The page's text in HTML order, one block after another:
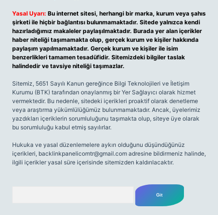
Yasal Uyarı: Bu internet sitesi, herhangi bir marka, kurum veya şahıs
şirketi ile hiçbir bağlantısı bulunmamaktadır. Sitede yalnızca kendi
hazırladığımız makaleler paylaşılmaktadır. Burada yer alan içerikler
haber niteliği taşımamakta olup, gerçek kurum ve kişiler hakkında
paylaşım yapılmamaktadır. Gerçek kurum ve kişiler ile isim
benzerlikleri tamamen tesadüfidir. Sitemizdeki bilgiler taslak
halindedir ve tavsiye niteliği taşımazlar.
Sitemiz, 5651 Sayılı Kanun gereğince Bilgi Teknolojileri ve İletişim
Kurumu (BTK) tarafından onaylanmış bir Yer Sağlayıcı olarak hizmet
vermektedir. Bu nedenle, sitedeki içerikleri proaktif olarak denetleme
veya araştırma yükümlülüğümüz bulunmamaktadır. Ancak, üyelerimiz
yazdıkları içeriklerin sorumluluğunu taşımakta olup, siteye üye olarak
bu sorumluluğu kabul etmiş sayılırlar.
Hukuka ve yasal düzenlemelere aykırı olduğunu düşündüğünüz
içerikleri, backlinkpanelicomtr@gmail.com adresine bildirmeniz halinde,
ilgili içerikler yasal süre içerisinde sitemizden kaldırılacaktır.